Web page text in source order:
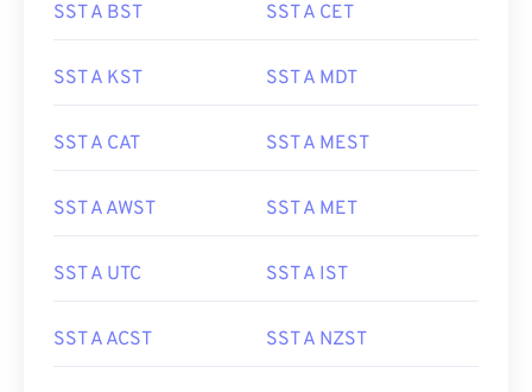
SST A BST SST A CET
SST A KST SST A MDT
SST A CAT SST A MEST
SST A AWST SST A MET
SST A UTC SST A IST
SST A ACST SST A NZST